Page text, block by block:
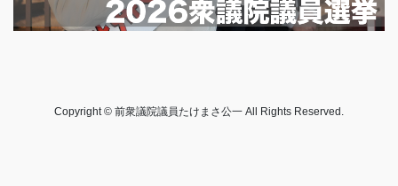
Copyright © 前衆議院議員たけまさ公一 All Rights Reserved.